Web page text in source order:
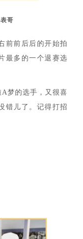
哥
前前后后的开始拍
最多的一个退赛选
梦的选手，又很喜
错儿了。记得打招